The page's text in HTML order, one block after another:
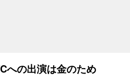
への出演は金のため